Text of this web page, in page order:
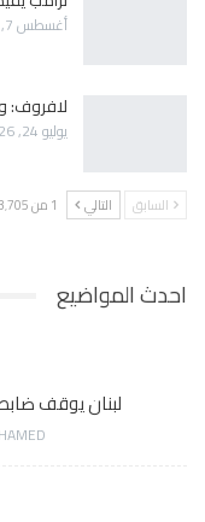
أغسطس 7, 2026
لافروف:
يوليو 24, 2026
السابق التالي 1 من 3٬705
احدث المواضيع
لبنان يوقف